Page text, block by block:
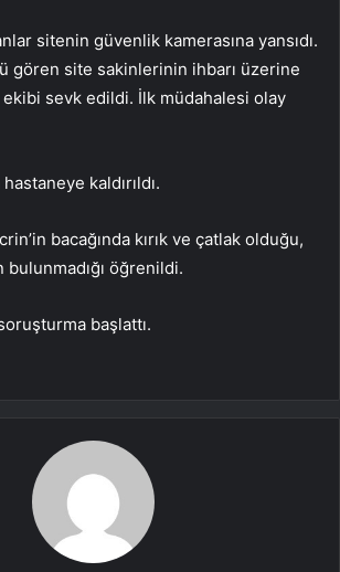
sitenin güvenlik kamerasına yansıdı.
gören site sakinlerinin ihbarı üzerine
ekibi sevk edildi. İlk müdahalesi olay
kaldırıldı.
bacağında kırık ve çatlak olduğu,
öğrenildi.
başlattı.